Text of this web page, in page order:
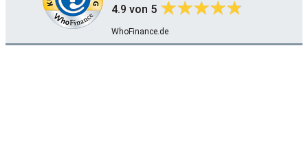
4.9 von 5
WhoFinance.de